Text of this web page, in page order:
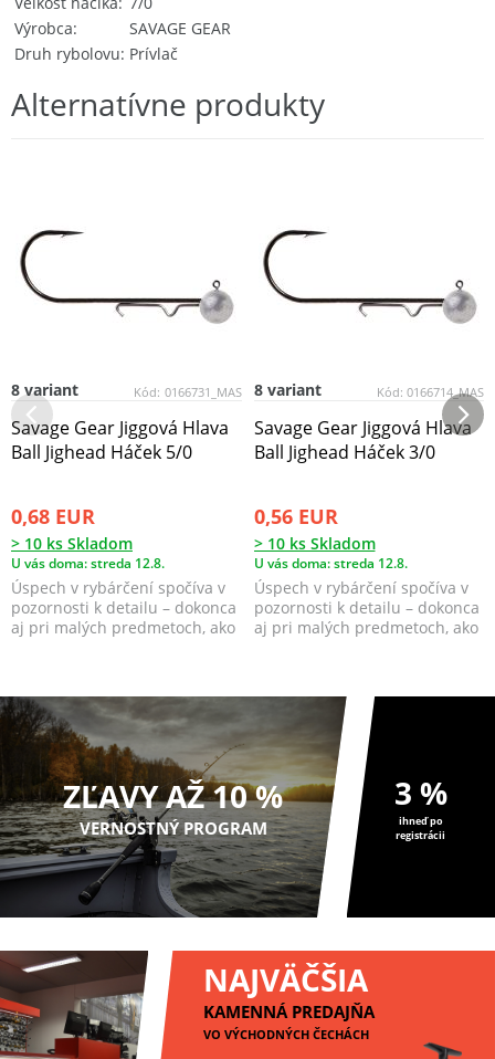
Výrobca
SAVAGE GEAR
Druh rybolovu Prívlač
Alternatívne produkty
Kód: 0166731_MAS
8 variant
Savage Gear Jiggová Hlava
Ball Jighead Háček 5/0
0,68 EUR
> 10 ks Skladom
U vás doma: streda 12.8.
Úspech v rybárčení spočíva v
pozornosti k detailu – dokonca
aj pri malých predmetoch, ako
Kód: 0166714_MAS
8 variant
Savage Gear Jiggová Hlava
Ball Jighead Háček 3/0
0,56 EUR
> 10 ks Skladom
U vás doma: streda 12.8.
Úspech v rybárčení spočíva v
pozornosti k detailu – dokonca
aj pri malých predmetoch, ako
ZĽAVY AŽ 10 %
VERNOSTNÝ PROGRAM
3 %
ihneď po
registrácii
NAJVÄČŠIA
KAMENNÁ PREDAJŇA
VO VÝCHODNÝCH ČECHÁCH